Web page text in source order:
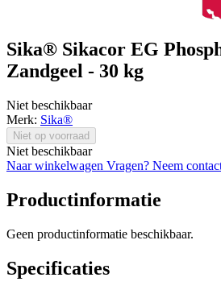
Sika® Sikacor EG
Zandgeel - 30 kg
Niet beschikbaar
Merk: Sika®
Niet op voorraad
Niet beschikbaar
Naar winkelwagen Vragen? Neem
Productinformatie
Geen productinformatie beschikbaar.
Specificaties